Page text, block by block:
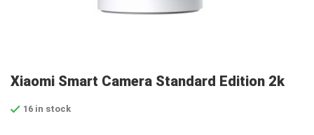
Xiaomi Smart Camera Standard Edition 2k
16 in stock